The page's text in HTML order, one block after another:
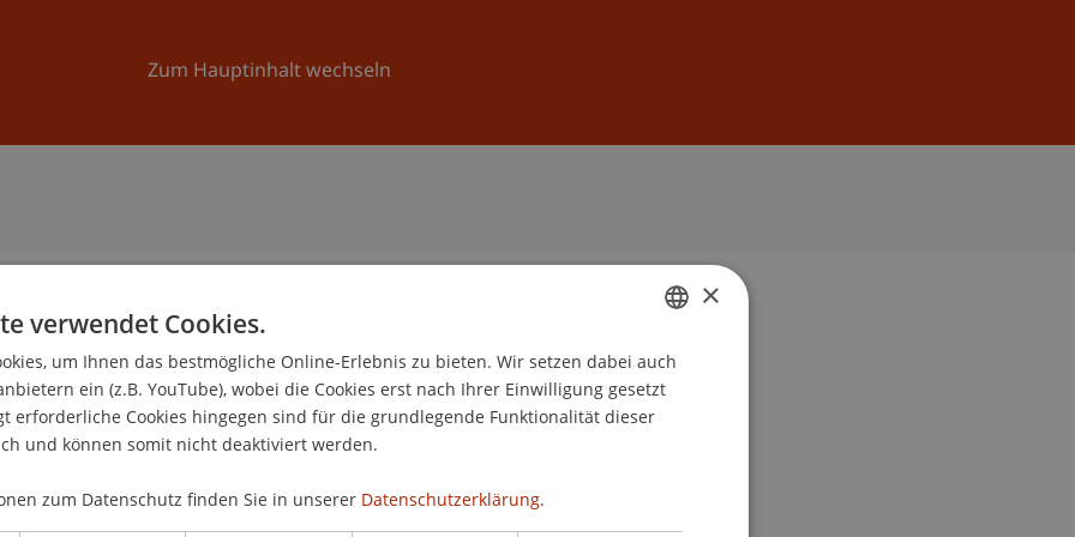
Zum Hauptinhalt wechseln
Universität Aktuelles
GERMAN
ENGLISH
×
verwendet Cookies.
um Ihnen das bestmögliche Online-Erlebnis zu bieten. Wir setzen dabei auch
ein (z.B. YouTube), wobei die Cookies erst nach Ihrer Einwilligung gesetzt
erforderliche Cookies hingegen sind für die grundlegende Funktionalität dieser
und können somit nicht deaktiviert werden.
zum Datenschutz finden Sie in unserer Datenschutzerklärung.